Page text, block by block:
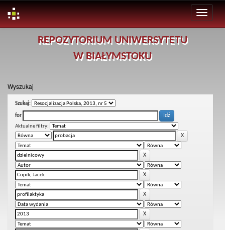
REPOZYTORIUM UNIWERSYTETU
W BIAŁYMSTOKU
Wyszukaj
Szukaj:
for
Aktualne filtry: